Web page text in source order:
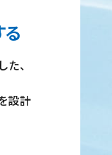
、
設計